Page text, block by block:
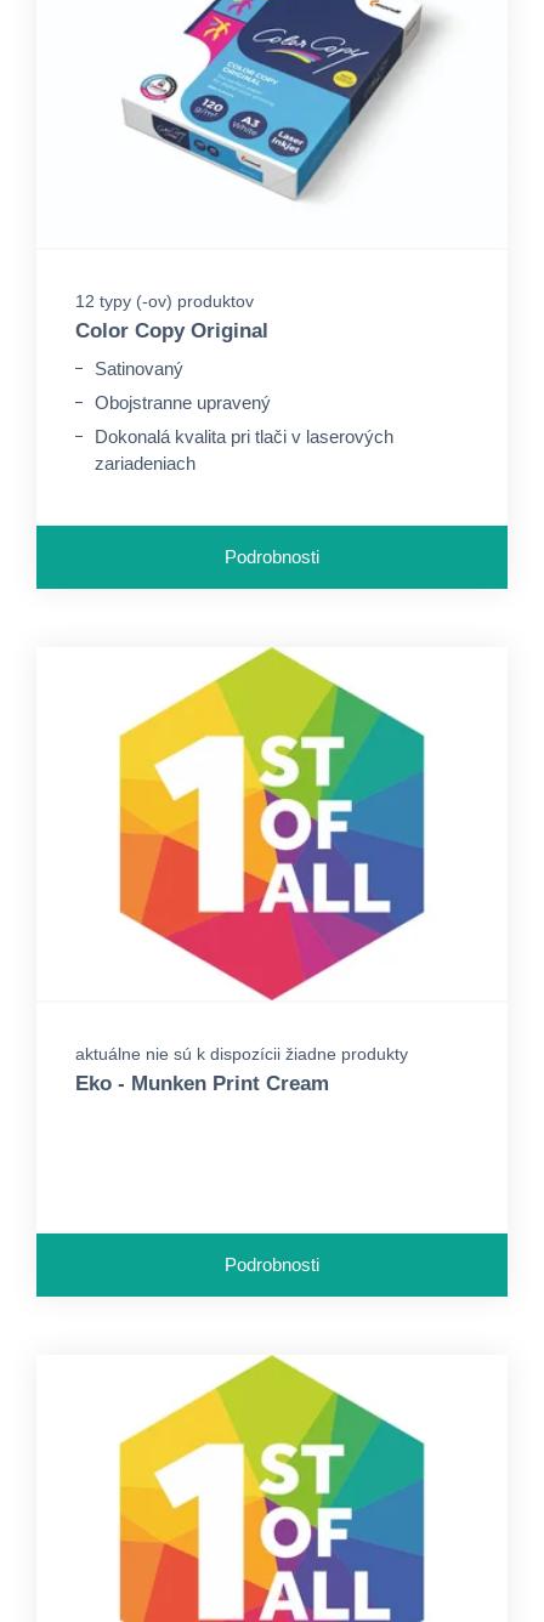
12 typy (-ov) produktov
Color Copy Original
Satinovaný
Obojstranne upravený
Dokonalá kvalita pri tlači v laserových
zariadeniach
Podrobnosti
aktuálne nie sú k dispozícii žiadne produkty
Eko - Munken Print Cream
Podrobnosti